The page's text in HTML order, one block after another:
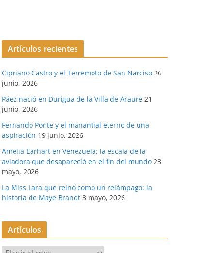
Artículos recientes
Cipriano Castro y el Terremoto de San Narciso 26
junio, 2026
Páez nació en Durigua de la Villa de Araure 21
junio, 2026
Fernando Ponte y el manantial eterno de una
aspiración 19 junio, 2026
Amelia Earhart en Venezuela: la escala de la
aviadora que desapareció en el fin del mundo 23
mayo, 2026
La Miss Lara que reinó como un relámpago: la
historia de Maye Brandt 3 mayo, 2026
Artículos